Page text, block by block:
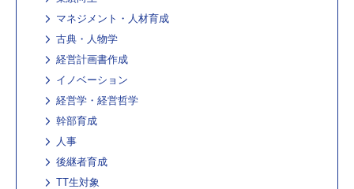
マネジメント・人材育成
古典・人物学
経営計画書作成
イノベーション
経営学・経営哲学
幹部育成
人事
後継者育成
TT生対象